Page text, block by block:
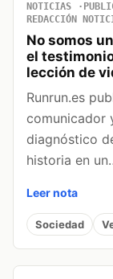
NOTICIAS
REDACCIÓN
No somos
el
lección de
Runrun.es
comunicador
diagnóstico
historia en
Leer nota
Sociedad